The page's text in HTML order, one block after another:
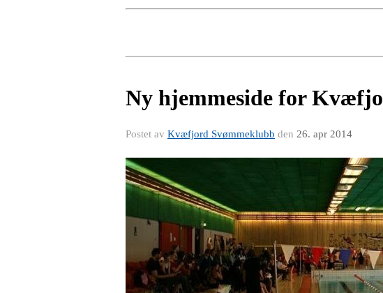
Ny hjemmeside for
Postet av Kvæfjord Svømmeklubb den 26. apr 2014